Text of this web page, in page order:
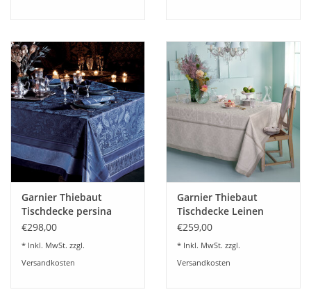
Garnier Thiebaut
Tischdecke persina
crépuscule
€298,00
* Inkl. MwSt. zzgl.
Versandkosten
Garnier Thiebaut
Tischdecke Leinen
Harmonie beige
€259,00
* Inkl. MwSt. zzgl.
Versandkosten